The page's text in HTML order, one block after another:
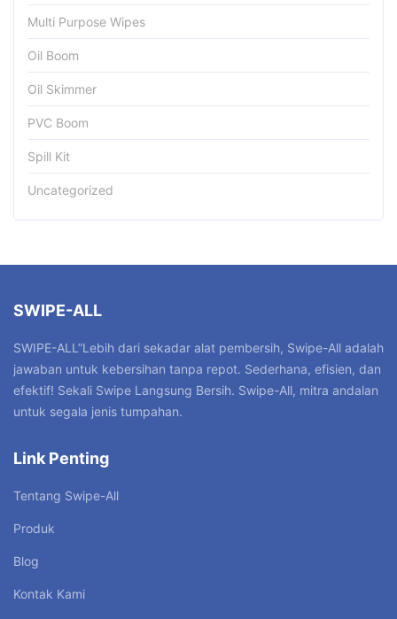
Multi Purpose Wipes
Oil Boom
Oil Skimmer
PVC Boom
Spill Kit
Uncategorized
SWIPE-ALL
SWIPE-ALL”Lebih dari sekadar alat pembersih, Swipe-All adalah
jawaban untuk kebersihan tanpa repot. Sederhana, efisien, dan
efektif! Sekali Swipe Langsung Bersih. Swipe-All, mitra andalan
untuk segala jenis tumpahan.
Link Penting
Tentang Swipe-All
Produk
Blog
Kontak Kami